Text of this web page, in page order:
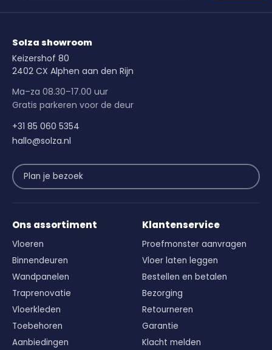
Solza showroom
Keizershof 80
2402 CX Alphen aan den Rijn
Ma–za 08.30–17.00 uur
Gratis parkeren voor de deur
+31 85 060 5354
hallo@solza.nl
Plan je bezoek
Ons assortiment
Vloeren
Binnendeuren
Wandpanelen
Traprenovatie
Vloerkleden
Toebehoren
Aanbiedingen
Klantenservice
Proefmonster aanvragen
Vloer laten leggen
Bestellen en betalen
Bezorging
Retourneren
Garantie
Klacht melden